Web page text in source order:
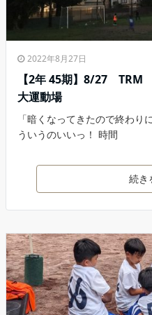
2022年8月27日
【2年 45期】8/27 TRM
大運動場
「暗くなってきたので終わり
ういうのいいっ！ 時間
続き